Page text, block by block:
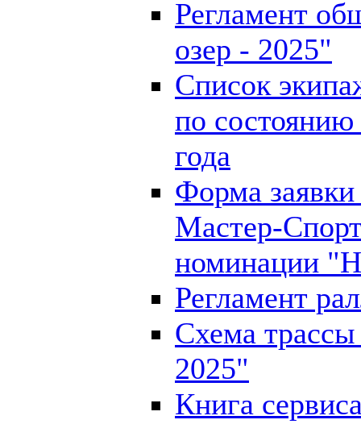
Регламент
озер - 2025"
Список
по
года
Форма
Мастер-
номинации
Регламент
Схема
2025"
Книга